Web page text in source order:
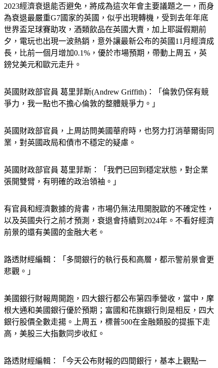
2023經濟衰退能否避免，將成為這次年會主要議題之一，而身
為衰退最嚴重G7國家的英國，似乎出現轉機，受到去年年底
世界盃足球賽助攻，酒類飲品在英國大賣，加上耶誕假期前
夕，電玩也出現一波熱銷，意外讓最新公布的英國11月經濟成
長，比前一個月增加0.1%，優於市場預期，帶動上周五，英
鎊兌美元和歐元走升。
英國財政部官員 葛里菲斯(Andrew Griffith)：「倫敦仍保有競
爭力，我一點也不擔心倫敦的整體競爭力。」
英國財政部官員，上周訪問美國華府時，也努力打消華爾街同
業，對英國政局和債市不穩定的疑慮。
英國財政部官員 葛里菲斯：「我們已回到穩定狀態，對企業
張開雙臂，有明確的政治領袖。」
有官員和經濟數據的背書，市場仍無法甩開脫歐的不確定性，
以及英國央行之前才預測，衰退會持續到2024年。不看好經濟
前景的還有美國的金融大老。
路透財經編輯：「多間銀行的執行長和高層，都示警前景會更
悲觀。」
美國銀行財報周開跑，四大銀行都公布第四季營收，當中，摩
根大通和美國銀行優於預期；富國和花旗銀行則是相反，四大
銀行股價全數走揚。上周五，標普500在金融類股的提振下走
高，美股三大指數同步收紅。
路透財經編輯：「今天公布財報的四間銀行，基本上觀點一